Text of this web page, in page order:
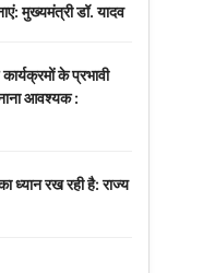
मुख्यमंत्री डॉ. यादव
के प्रभावी
आवश्यक :
रख रही है: राज्य